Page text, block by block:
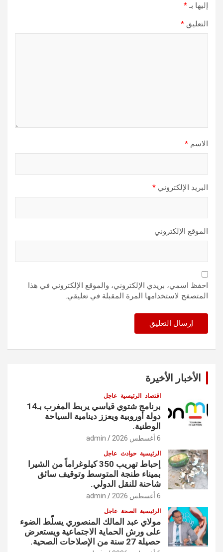
إليها بـ*
التعليق *
الاسم *
البريد الإلكتروني *
الموقع الإلكتروني
احفظ اسمي، بريدي الإلكتروني، والموقع الإلكتروني في هذا
المتصفح لاستخدامها المرة المقبلة في تعليقي.
الأخبار الأخيرة
اقتصاد الرئيسية عاجل
برنامج شتوي قياسي يربط المغرب بـ14
دولة أوروبية ويعزز دينامية السياحة
الوطنية.
6 أغسطس 2026 admin
الرئيسية حوادث عاجل
إحباط تهريب 350 كيلوغراماً من الشيرا
بميناء طنجة المتوسط وتوقيف سائق
شاحنة للنقل الدولي.
6 أغسطس 2026 admin
الرئيسية الصحة عاجل
مولاي عبد المالك المنصوري يسلّط الضوء
على ورش الحماية الاجتماعية ويستعرض
حصيلة 27 سنة من الإصلاحات الصحية.